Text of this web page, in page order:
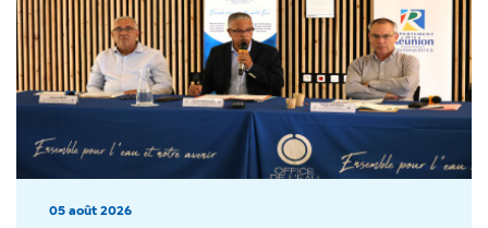
05 août 2026